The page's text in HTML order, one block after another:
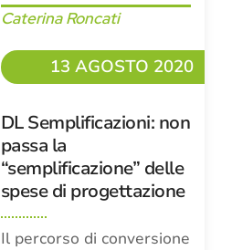
Caterina Roncati
13 AGOSTO 2020
DL Semplificazioni: non
passa la
“semplificazione” delle
spese di progettazione
Il percorso di conversione